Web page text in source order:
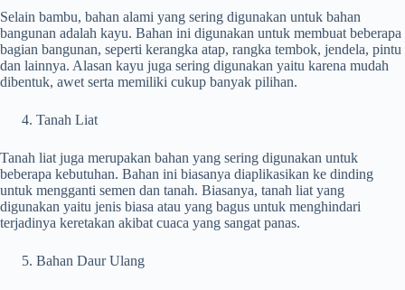
Selain bambu, bahan alami yang sering digunakan untuk bahan
bangunan adalah kayu. Bahan ini digunakan untuk membuat beberapa
bagian bangunan, seperti kerangka atap, rangka tembok, jendela, pintu
dan lainnya. Alasan kayu juga sering digunakan yaitu karena mudah
dibentuk, awet serta memiliki cukup banyak pilihan.
Tanah Liat
Tanah liat juga merupakan bahan yang sering digunakan untuk
beberapa kebutuhan. Bahan ini biasanya diaplikasikan ke dinding
untuk mengganti semen dan tanah. Biasanya, tanah liat yang
digunakan yaitu jenis biasa atau yang bagus untuk menghindari
terjadinya keretakan akibat cuaca yang sangat panas.
Bahan Daur Ulang